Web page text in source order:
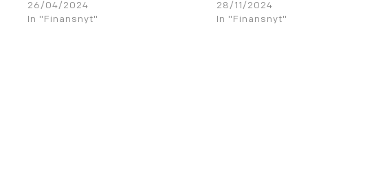
26/04/2024
In "Finansnyt"
28/11/2024
In "Finansnyt"